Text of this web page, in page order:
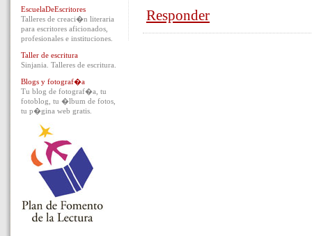
Responder
EscuelaDeEscritores
Talleres de creaci�n literaria
para escritores aficionados,
profesionales e instituciones.
Taller de escritura
Sinjania. Talleres de escritura.
Blogs y fotograf�a
Tu blog de fotograf�a, tu
fotoblog, tu �lbum de fotos,
tu p�gina web gratis.